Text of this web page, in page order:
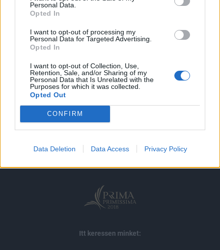
Personal Data.
Opted In
I want to opt-out of processing my
Personal Data for Targeted Advertising.
Opted In
I want to opt-out of Collection, Use,
Retention, Sale, and/or Sharing of my
Personal Data that Is Unrelated with the
Purposes for which it was collected.
Opted Out
CONFIRM
Data Deletion Data Access Privacy Policy
Előfizetés
MÁR ELŐFIZETŐNK VAGY?BEJELENTKEZÉS
impresszum
jogi nyilatkozat
süti beállítások
adatvédelem
szerzői jogok médiaajánlat
karrier
Itt keressen minket: